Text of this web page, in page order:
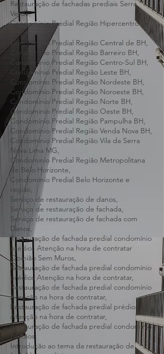
Restauração de fachadas prediais Ibirité,
Restauração de fachadas prediais Barreiro,
Restauração de fachadas prediais Serra
Verde,
Condomínio Predial Região Hipercentro de
BH,
Condomínio Predial Região Central de BH,
Condomínio Predial Região Barreiro BH,
Condomínio Predial Região Centro-Sul BH,
Condomínio Predial Região Leste BH,
Condomínio Predial Região Nordeste BH,
Condomínio Predial Região Noroeste BH,
Condomínio Predial Região Norte BH,
Condomínio Predial Região Oeste BH,
Condomínio Predial Região Pampulha BH,
Condomínio Predial Região Venda Nova BH,
Condomínio Predial Região Vila da Serra
Nova Lima MG,
Condomínio Predial Região Metropolitana
de Belo Horizonte,
Condomínio Predial Belo Horizonte e
região,
Serviço de restauração de danos,
Serviço de restauração de fachada,
Serviço de restauração de fachada com
Danos,
Restauração de fachada predial condomínio
prédios Atenção na hora de contratar
Opinião Sem Muros,
Restauração de fachada predial condomínio
prédios Atenção na hora de contratar,
Restauração de fachada predial condomínio
Atenção na hora de contratar,
Restauração de fachada predial prédios
Atenção na hora de contratar,
Restauração de fachada predial condomínio